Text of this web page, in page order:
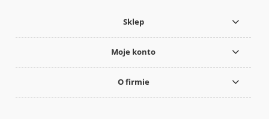
Sklep
Moje konto
O firmie